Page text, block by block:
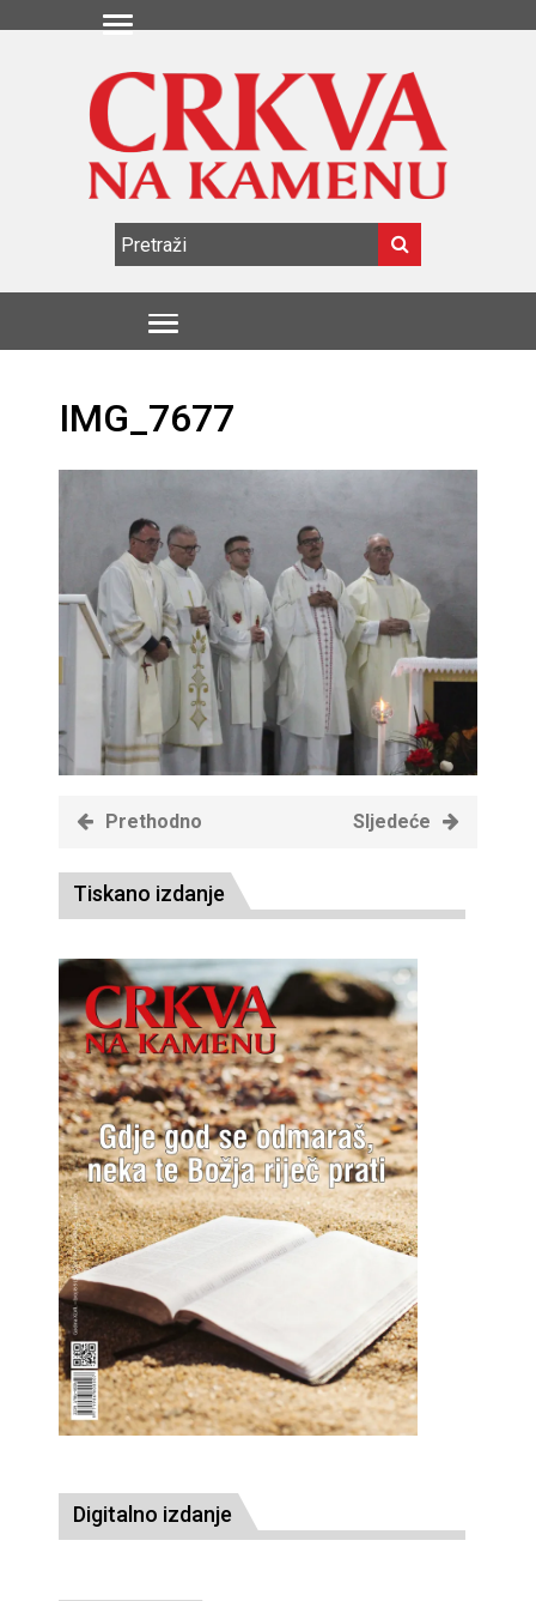
IMG_7677
Prethodno Sljedeće
Tiskano izdanje
Digitalno izdanje